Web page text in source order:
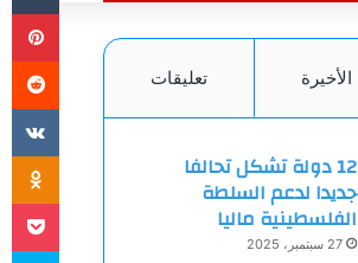
الأخيرة تعليقات
12 دولة تشكل تحالفا
جديدا لدعم السلطة
الفلسطينية ماليا
27 سبتمبر، 2025